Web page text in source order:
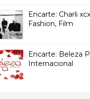
Encarte: Charli
Fashion, Film
Encarte: Beleza
Internacional